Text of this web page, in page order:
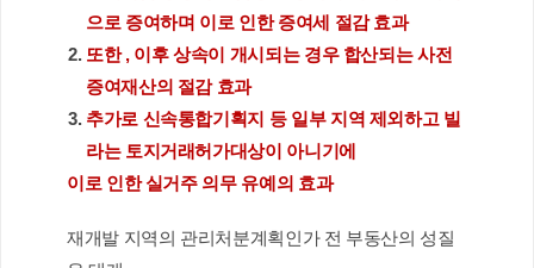
으로 증여하며 이로 인한 증여세 절감 효과
또한 , 이후 상속이 개시되는 경우 합산되는 사전
증여재산의 절감 효과
추가로 신속통합기획지 등 일부 지역 제외하고 빌
라는 토지거래허가대상이 아니기에
이로 인한 실거주 의무 유예의 효과
재개발 지역의 관리처분계획인가 전 부동산의 성질